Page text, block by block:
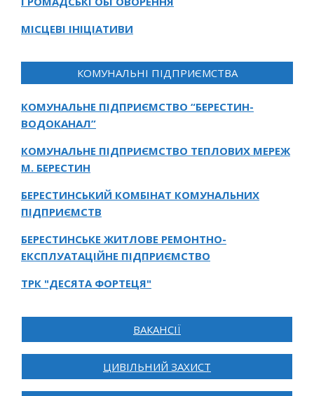
МІСЦЕВІ ІНІЦІАТИВИ
КОМУНАЛЬНІ ПІДПРИЄМСТВА
КОМУНАЛЬНЕ ПІДПРИЄМСТВО “БЕРЕСТИН-
ВОДОКАНАЛ”
КОМУНАЛЬНЕ ПІДПРИЄМСТВО ТЕПЛОВИХ МЕРЕЖ
М. БЕРЕСТИН
БЕРЕСТИНСЬКИЙ КОМБІНАТ КОМУНАЛЬНИХ
ПІДПРИЄМСТВ
БЕРЕСТИНСЬКЕ ЖИТЛОВЕ РЕМОНТНО-
ЕКСПЛУАТАЦІЙНЕ ПІДПРИЄМСТВО
ТРК "ДЕСЯТА ФОРТЕЦЯ"
ВАКАНСІЇ
ЦИВІЛЬНИЙ ЗАХИСТ